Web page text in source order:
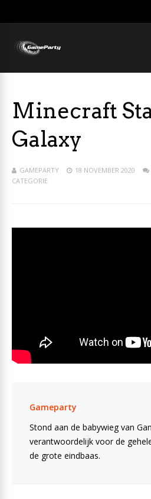
Minecraft
Galaxy
GAMEPARTY 18 NOVEMBER 2020
CATEGORIE
Gameparty
Stond aan de babywieg van
verantwoordelijk voor de
de grote eindbaas.